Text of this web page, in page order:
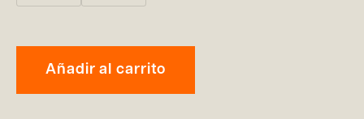
Añadir al carrito